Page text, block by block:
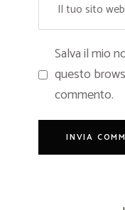
Salva il mio
questo
commento.